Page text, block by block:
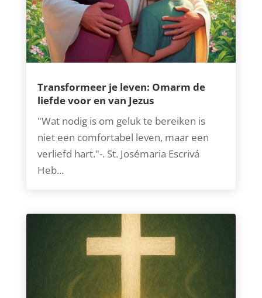
Transformeer je leven: Omarm de
liefde voor en van Jezus
"Wat nodig is om geluk te bereiken is
niet een comfortabel leven, maar een
verliefd hart."-. St. Josémaria Escrivá
Heb...